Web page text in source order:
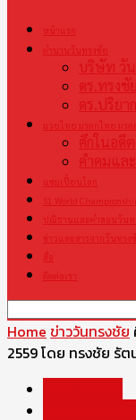
หน้าแรก
ตำนานวันทรงชัย
บริษัท วั
ดร.ทรง
ดร.ปริยา
มวยไทย มรดกไทย มรด
ศึกในอดีต
คำคมแล
แชมเปี้ยนโลก
S1 World
ปณิธานและคำสอนวันท
ข่าวและสารจากวันทรง
สื่อ
ติดต่อเรา
Home ข่าววันทรงชัย
2559 โดย ทรงชัย รั